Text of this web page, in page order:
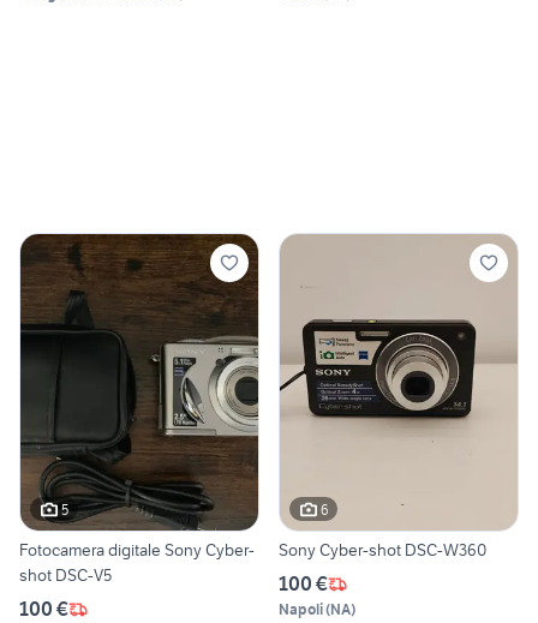
5
Fotocamera digitale Sony Cyber-
shot DSC-V5
100 €
6
Sony Cyber-shot DSC-W360
100 €
Napoli(NA)